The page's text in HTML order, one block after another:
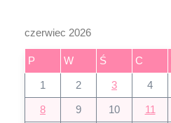
czerwiec 2026
P W Ś C
1 2 3 4
8 9 10 11